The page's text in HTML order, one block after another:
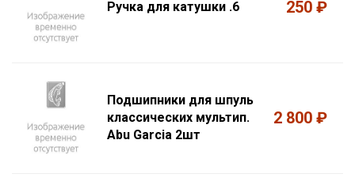
Ручка для катушки .6 250 ₽
Подшипники для шпуль
классических мультип.
Abu Garcia 2шт
2 800 ₽